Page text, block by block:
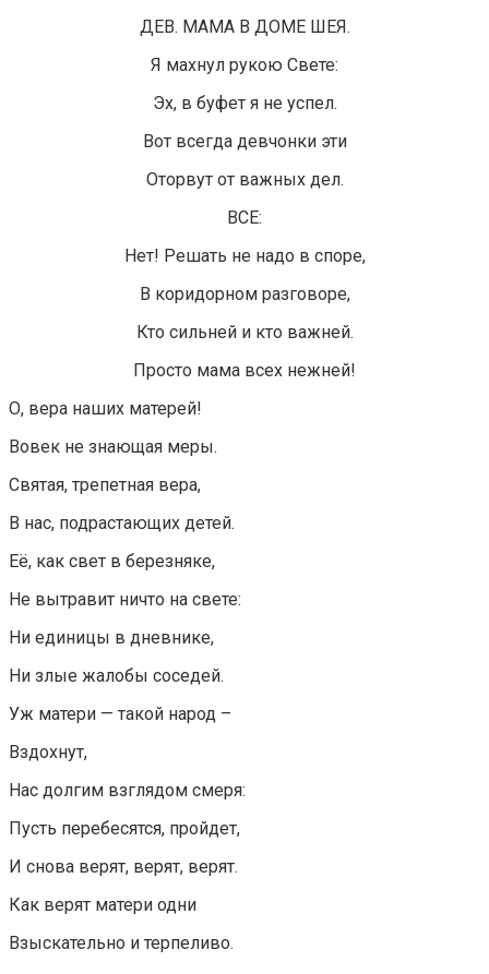
ДЕВ. МАМА В ДОМЕ ШЕЯ.
Я махнул рукою Свете:
Эх, в буфет я не успел.
Вот всегда девчонки эти
Оторвут от важных дел.
ВСЕ:
Нет! Решать не надо в споре,
В коридорном разговоре,
Кто сильней и кто важней.
Просто мама всех нежней!
О, вера наших матерей!
Вовек не знающая меры.
Святая, трепетная вера,
В нас, подрастающих детей.
Её, как свет в березняке,
Не вытравит ничто на свете:
Ни единицы в дневнике,
Ни злые жалобы соседей.
Уж матери — такой народ –
Вздохнут,
Нас долгим взглядом смеря:
Пусть перебесятся, пройдет,
И снова верят, верят, верят.
Как верят матери одни
Взыскательно и терпеливо.